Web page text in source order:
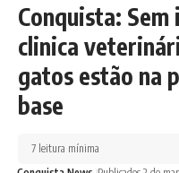
Conquista:
clinica
gatos estão na
base
7 leitura mínima